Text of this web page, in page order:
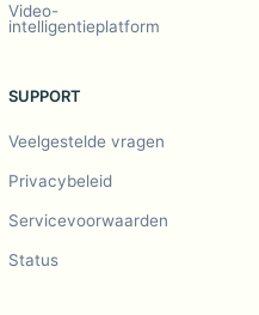
Video-
intelligentieplatform
SUPPORT
Veelgestelde vragen
Privacybeleid
Servicevoorwaarden
Status